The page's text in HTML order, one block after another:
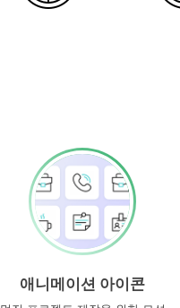
애니메이션 아이콘